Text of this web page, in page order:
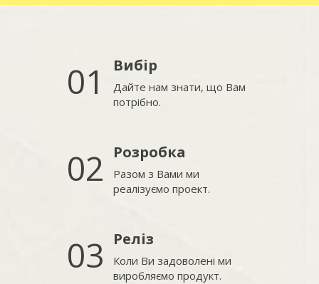
01 Вибір
Дайте нам знати, що Вам
потрібно.
02 Розробка
Разом з Вами ми
реалізуємо проект.
03 Реліз
Коли Ви задоволені ми
виробляємо продукт.